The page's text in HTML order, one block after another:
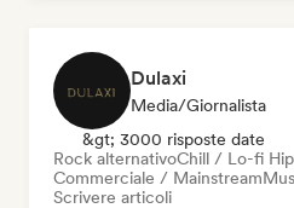
Dulaxi
Media/Giornalista
&gt; 3000 risposte date
Rock alternativoChill / Lo-fi
Commerciale / Mainstream
Scrivere articoli